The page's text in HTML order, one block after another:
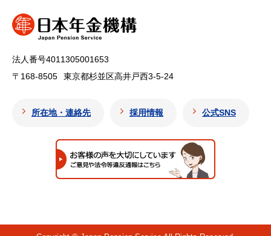
法人番号4011305001653
〒168-8505
東京都杉並区高井戸西3-5-24
所在地・連絡先 採用情報 公式SNS